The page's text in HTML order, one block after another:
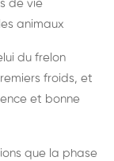
de vie
animaux
du frelon
froids, et
et bonne
que la phase